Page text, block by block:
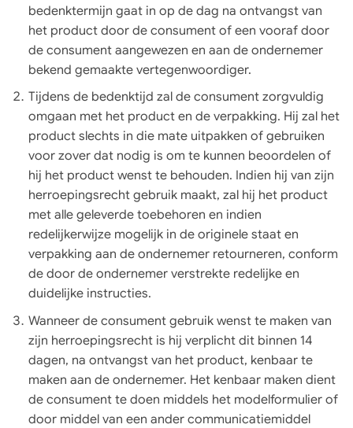
bedenktermijn gaat in op de dag na ontvangst van
het product door de consument of een vooraf door
de consument aangewezen en aan de ondernemer
bekend gemaakte vertegenwoordiger.
Tijdens de bedenktijd zal de consument zorgvuldig
omgaan met het product en de verpakking. Hij zal het
product slechts in die mate uitpakken of gebruiken
voor zover dat nodig is om te kunnen beoordelen of
hij het product wenst te behouden. Indien hij van zijn
herroepingsrecht gebruik maakt, zal hij het product
met alle geleverde toebehoren en indien
redelijkerwijze mogelijk in de originele staat en
verpakking aan de ondernemer retourneren, conform
de door de ondernemer verstrekte redelijke en
duidelijke instructies.
Wanneer de consument gebruik wenst te maken van
zijn herroepingsrecht is hij verplicht dit binnen 14
dagen, na ontvangst van het product, kenbaar te
maken aan de ondernemer. Het kenbaar maken dient
de consument te doen middels het modelformulier of
door middel van een ander communicatiemiddel